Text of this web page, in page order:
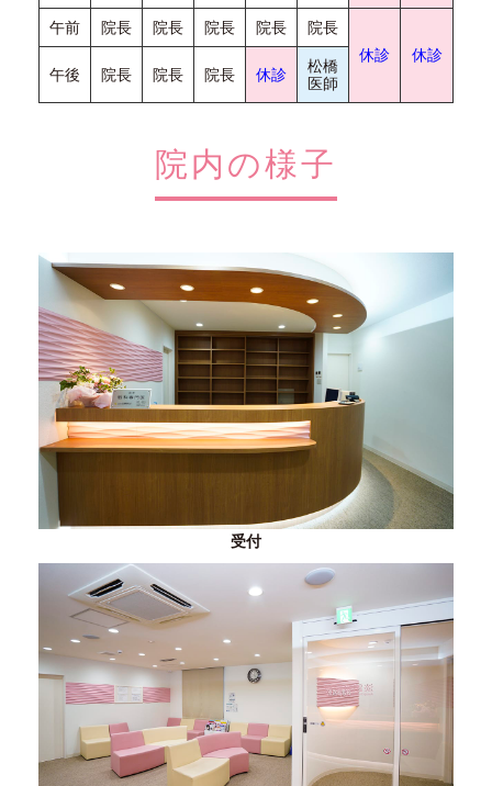
午前 院長 院長 院長 院長
院長
休診
休診
午後
院長 院長 院長 休診
松橋
医師
院内の様子
受付